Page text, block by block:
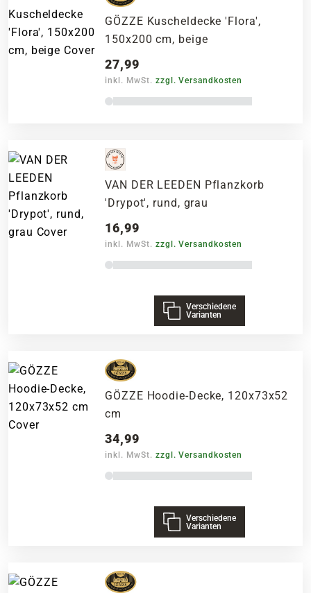
GÖZZE Kuscheldecke 'Flora',
150x200 cm, beige
27,99
inkl. MwSt. zzgl. Versandkosten
VAN DER LEEDEN Pflanzkorb
'Drypot', rund, grau
16,99
inkl. MwSt. zzgl. Versandkosten
Verschiedene
Varianten
GÖZZE Hoodie-Decke, 120x73x52
cm
34,99
inkl. MwSt. zzgl. Versandkosten
Verschiedene
Varianten